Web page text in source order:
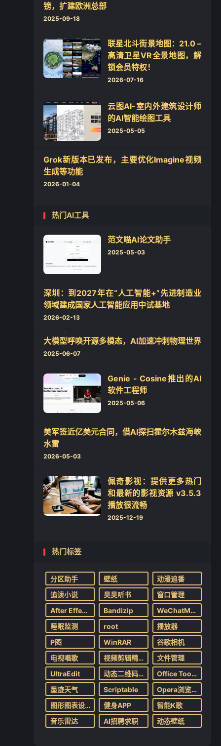
镑，扩建欧洲总部
2025-09-18
联星北斗街景地图：21.0 –
高清卫星VR全景地图，解
锁会员特权！
2026-07-16
云图AI-室内外建筑设计师
的AI智能绘图工具
2025-05-05
Grok新版本已发布，主要优化Imagine视频
生成等功能
2026-01-04
热门AI工具
范文喵AI论文助手
2025-05-03
深圳：到2027年在“人工智能+”先进制造业
领域建成国家人工智能应用中试基地
2026-02-13
大模型呼唤开源多模态，AI加速冲刺物理世界
2025-06-07
Genie - Cosine推出的AI
软件工程师
2025-05-06
美军签近亿美元合同，借AI探扫霍尔木兹海峡
水雷
2026-05-03
佩奇影视：提供更多热门
和最新的影视资源 v3.5.3
播放很流畅
2025-12-19
热门标签
分区助手 壁纸
动漫追番
追读小说
昊昊听书
窗口管理
After Effects
Bandizip
WeChatMassTool
睡眠监测
root
播放器
P图
WinRAR
谷歌相机
电视唱歌
视频剪辑精灵
文件管理
UltraEdit
动态二维码生成
Office Tool Plus
墨迹天气
Scriptable
Opera浏览器
图形图表设计
健身APP
智能K歌
音乐雷达
AI招聘求职 动态壁纸